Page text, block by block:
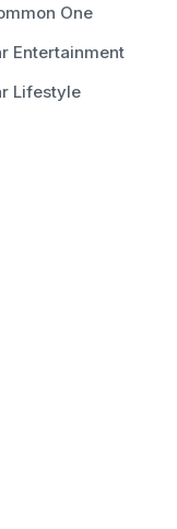
One
Entertainment
Lifestyle